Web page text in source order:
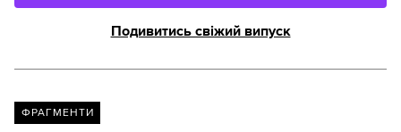
Подивитись свіжий випуск
ФРАГМЕНТИ